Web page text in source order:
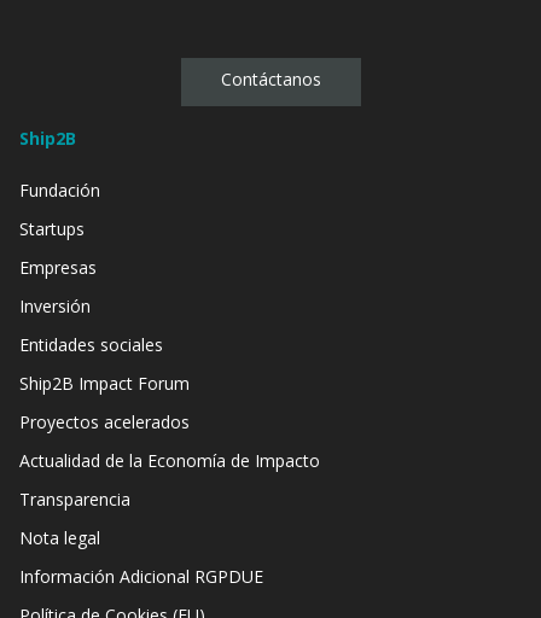
Contáctanos
Ship2B
Fundación
Startups
Empresas
Inversión
Entidades sociales
Ship2B Impact Forum
Proyectos acelerados
Actualidad de la Economía de Impacto
Transparencia
Nota legal
Información Adicional RGPDUE